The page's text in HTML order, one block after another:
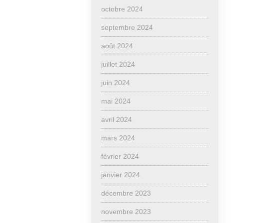
octobre 2024
septembre 2024
août 2024
juillet 2024
juin 2024
mai 2024
avril 2024
mars 2024
février 2024
janvier 2024
décembre 2023
novembre 2023